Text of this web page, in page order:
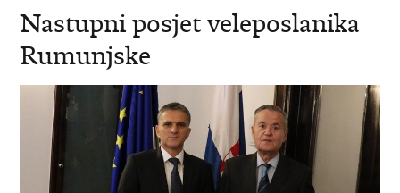
Nastupni posjet veleposlanika
Rumunjske